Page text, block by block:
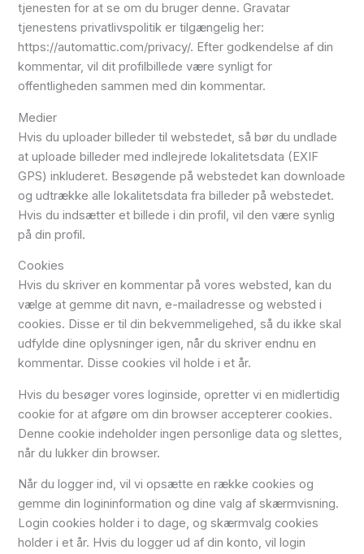
tjenesten for at se om du bruger denne. Gravatar
tjenestens privatlivspolitik er tilgængelig her:
https://automattic.com/privacy/. Efter godkendelse af din
kommentar, vil dit profilbillede være synligt for
offentligheden sammen med din kommentar.
Medier
Hvis du uploader billeder til webstedet, så bør du undlade
at uploade billeder med indlejrede lokalitetsdata (EXIF
GPS) inkluderet. Besøgende på webstedet kan downloade
og udtrække alle lokalitetsdata fra billeder på webstedet.
Hvis du indsætter et billede i din profil, vil den være synlig
på din profil.
Cookies
Hvis du skriver en kommentar på vores websted, kan du
vælge at gemme dit navn, e-mailadresse og websted i
cookies. Disse er til din bekvemmeligehed, så du ikke skal
udfylde dine oplysninger igen, når du skriver endnu en
kommentar. Disse cookies vil holde i et år.
Hvis du besøger vores loginside, opretter vi en midlertidig
cookie for at afgøre om din browser accepterer cookies.
Denne cookie indeholder ingen personlige data og slettes,
når du lukker din browser.
Når du logger ind, vil vi opsætte en række cookies og
gemme din logininformation og dine valg af skærmvisning.
Login cookies holder i to dage, og skærmvalg cookies
holder i et år. Hvis du logger ud af din konto, vil login